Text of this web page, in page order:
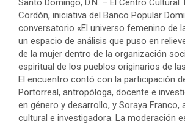
Cordón, iniciativa del Banco Popular
conversatorio «El universo femenino de
un espacio de análisis que puso en
de la mujer dentro de la organización
espiritual de los pueblos originarios de
El encuentro contó con la participación
Portorreal, antropóloga, docente e
en género y desarrollo, y Soraya Franco,
cultural e investigadora. La moderación